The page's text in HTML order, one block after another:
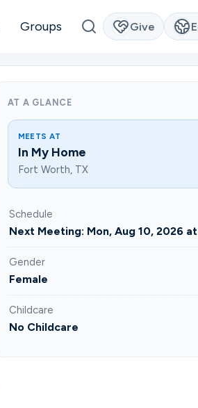
Groups Give
AT A GLANCE
MEETS AT
In My Home
Fort Worth, TX
Schedule
Next Meeting: Mon, Aug 10, 2026
Gender
Female
Childcare
No Childcare